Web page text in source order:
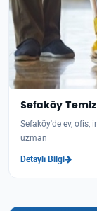
Sefaköy
Sefaköy'de ev, ofis,
uzman
Detaylı Bilgi